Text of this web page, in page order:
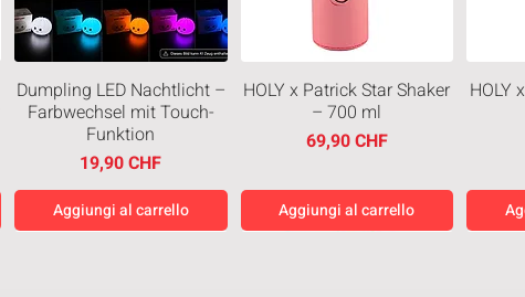
Dumpling LED Nachtlicht –
Farbwechsel mit Touch-
Funktion
Prezzo
19,90 CHF
Aggiungi al carrello
HOLY x Patrick Star Shaker
– 700 ml
Prezzo
69,90 CHF
Aggiungi al carrello
HOLY